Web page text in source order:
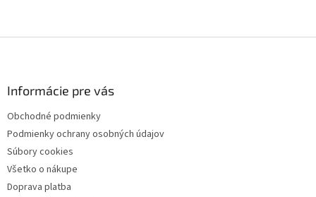
Informácie pre vás
Obchodné podmienky
Podmienky ochrany osobných údajov
Súbory cookies
Všetko o nákupe
Doprava platba